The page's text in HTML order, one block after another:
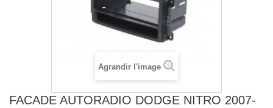
Agrandir l'image
FACADE AUTORADIO DODGE NITRO 2007-